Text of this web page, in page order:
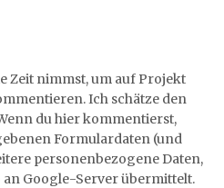
Zeit nimmst, um auf Projekt
Ich schätze den
du hier kommentierst,
Formulardaten (und
personenbezogene Daten,
an Google-Server übermittelt.